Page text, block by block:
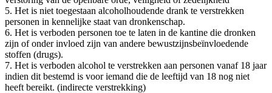
5. Het is niet toegestaan alcoholhoudende drank te verstrekken
personen in kennelijke staat van dronkenschap.
6. Het is verboden personen toe te laten in de kantine die dronken
zijn of onder invloed zijn van andere bewustzijnsbeïnvloedende
stoffen (drugs).
7. Het is verboden alcohol te verstrekken aan personen vanaf 18 jaar
indien dit bestemd is voor iemand die de leeftijd van 18 nog niet
heeft bereikt. (indirecte verstrekking)